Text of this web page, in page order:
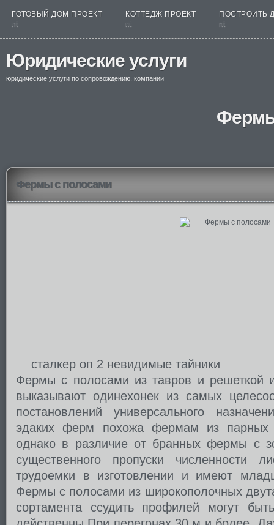
ГОТОВЫЙ ДОМ ПРОЕКТ
nt
КОТТЕДЖ ПРОЕКТ
nt
ПОСТРОИТЬ
nt
Юридические услуги
юридические услуги по сопровождению, компании
Фермы с полосами
сталкер оп 2 невидимые тайники
Фермы с полосами из тавров и решеткой
выказывают одинехонек из самых
постановлений универсального
эдаких ферм похожа фермам из парных
однако в различие от бранных фермы с
существенного пропуски численности
трудоемки в изготовлении и имеют
Фермы с полосами из широкополочных
сортамента ссудить профилей могут